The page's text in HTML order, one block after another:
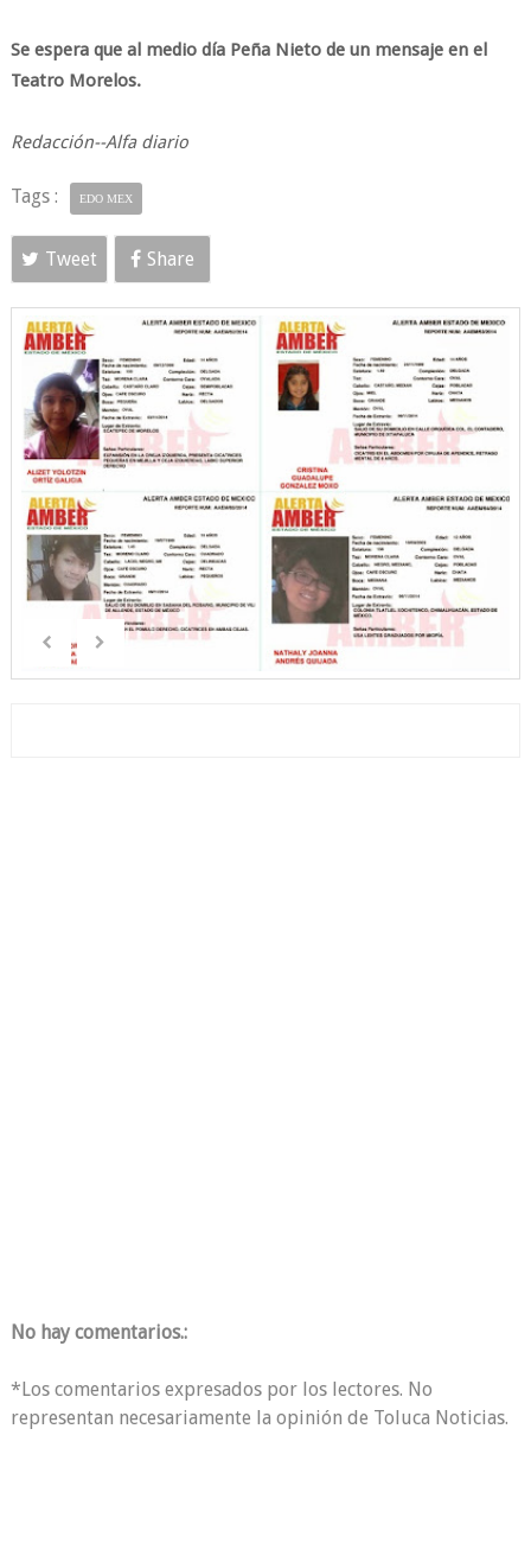
Se espera que al medio día Peña Nieto de un mensaje en el
Teatro Morelos.
Redacción--Alfa diario
Tags : EDO MEX
Tweet Share
No hay comentarios.:
*Los comentarios expresados por los lectores. No
representan necesariamente la opinión de Toluca Noticias.